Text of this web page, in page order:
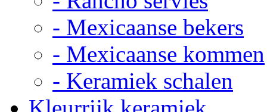
- Mexicaanse bekers
- Mexicaanse kommen
- Keramiek schalen